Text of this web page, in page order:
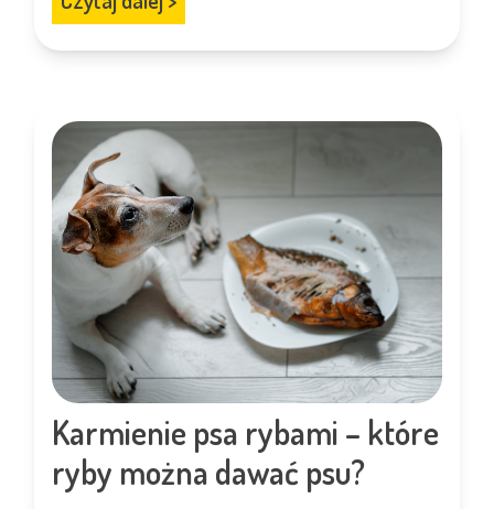
Karmienie psa rybami – które
ryby można dawać psu?